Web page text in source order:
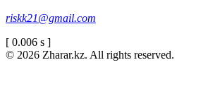
riskk21@gmail.com
[ 0.006 s ]
© 2026 Zharar.kz. All rights reserved.